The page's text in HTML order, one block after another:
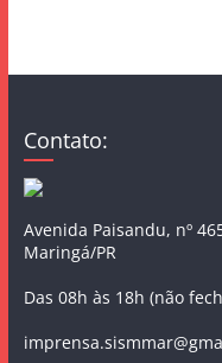
Contato:
Avenida Paisandu, nº
Maringá/PR
Das 08h às 18h (não